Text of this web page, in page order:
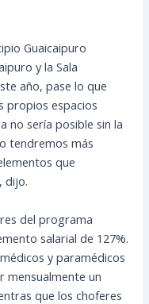
Guaicaipuro
y la Sala
año, pase lo que
propios espacios
no sería posible sin la
tendremos más
que
dijo.
del programa
salarial de 127%.
y paramédicos
mensualmente un
que los choferes